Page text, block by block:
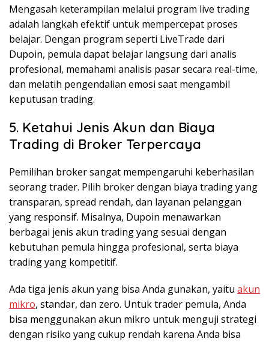
Mengasah keterampilan melalui program live trading
adalah langkah efektif untuk mempercepat proses
belajar. Dengan program seperti LiveTrade dari
Dupoin, pemula dapat belajar langsung dari analis
profesional, memahami analisis pasar secara real-time,
dan melatih pengendalian emosi saat mengambil
keputusan trading.
5. Ketahui Jenis Akun dan Biaya
Trading di Broker Terpercaya
Pemilihan broker sangat mempengaruhi keberhasilan
seorang trader. Pilih broker dengan biaya trading yang
transparan, spread rendah, dan layanan pelanggan
yang responsif. Misalnya, Dupoin menawarkan
berbagai jenis akun trading yang sesuai dengan
kebutuhan pemula hingga profesional, serta biaya
trading yang kompetitif.
Ada tiga jenis akun yang bisa Anda gunakan, yaitu akun
mikro, standar, dan zero. Untuk trader pemula, Anda
bisa menggunakan akun mikro untuk menguji strategi
dengan risiko yang cukup rendah karena Anda bisa